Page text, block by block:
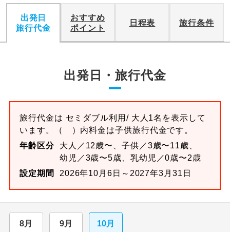
出発日
旅行代金
おすすめ
ポイント
日程表 旅行条件
出発日・旅行代金
旅行代金は セミダブル利用/ 大人1名を表示して
います。
（ ）内料金は子供旅行代金です。
年齢区分
大人／12歳〜、子供／3歳〜11歳、
幼児／3歳〜5歳、乳幼児／0歳〜2歳
設定期間
2026年10月6日～2027年3月31日
8月 9月 10月